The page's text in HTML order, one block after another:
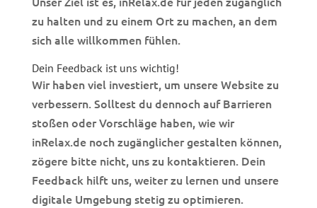
zu halten und zu einem Ort zu machen, an dem
sich alle willkommen fühlen.
Dein Feedback ist uns wichtig!
Wir haben viel investiert, um unsere Website zu
verbessern. Solltest du dennoch auf Barrieren
stoßen oder Vorschläge haben, wie wir
inRelax.de noch zugänglicher gestalten können,
zögere bitte nicht, uns zu kontaktieren. Dein
Feedback hilft uns, weiter zu lernen und unsere
digitale Umgebung stetig zu optimieren.